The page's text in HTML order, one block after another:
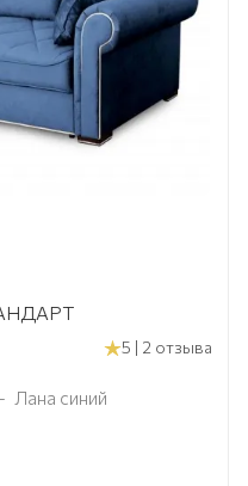
5 | 2 отзыва
Лана синий